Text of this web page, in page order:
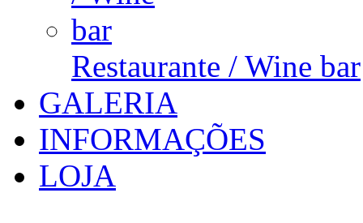
Restaurante / Wine bar
GALERIA
INFORMAÇÕES
LOJA